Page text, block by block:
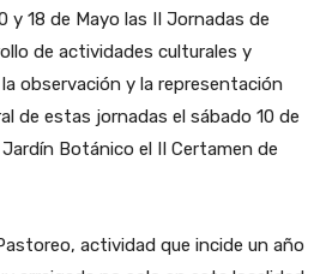
18 de Mayo las II Jornadas de
de actividades culturales y
observación y la representación
de estas jornadas el sábado 10 de
Botánico el II Certamen de
actividad que incide un año